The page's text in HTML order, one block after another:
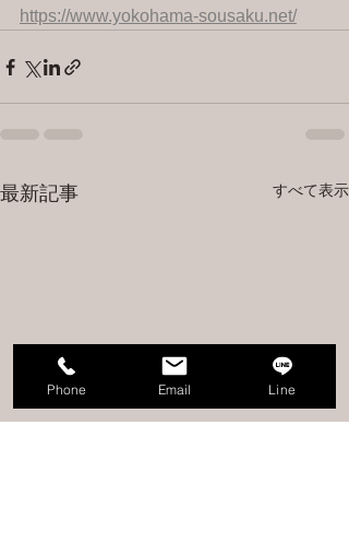
https://www.yokohama-sousaku.net/
最新記事 すべて表示
Phone Email Line